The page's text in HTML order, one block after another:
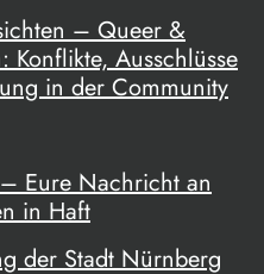
– Queer &
Konflikte, Ausschlüsse
in der Community
Eure Nachricht an
in Haft
der Stadt Nürnberg